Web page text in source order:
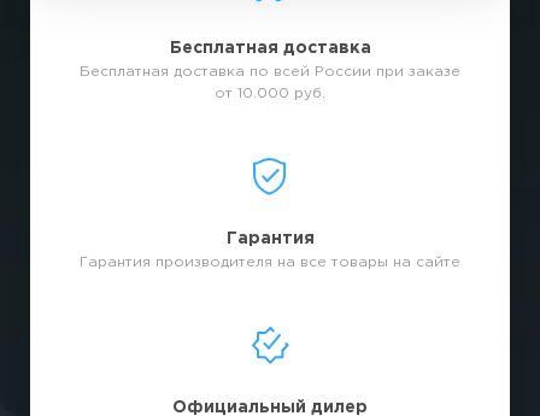
Бесплатная доставка
Бесплатная доставка по всей России при заказе
от 10.000 руб.
Гарантия
Гарантия производителя на все товары на сайте
Официальный дилер